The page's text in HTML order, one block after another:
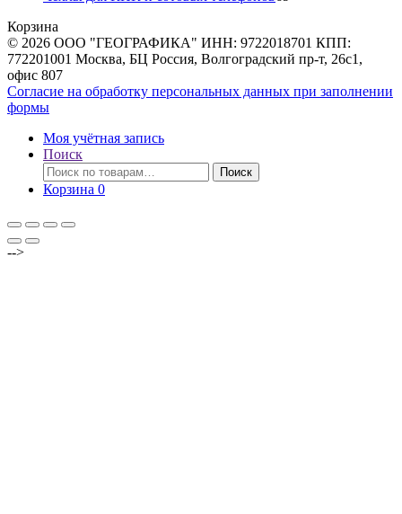
Корзина
© 2026 ООО "ГЕОГРАФИКА" ИНН: 9722018701 КПП:
772201001 Москва, БЦ Россия, Волгоградский пр-т, 26с1,
офис 807
Согласие на обработку персональных данных при заполнении
формы
Моя учётная запись
Поиск
Искать:
Поиск
Корзина 0
-->